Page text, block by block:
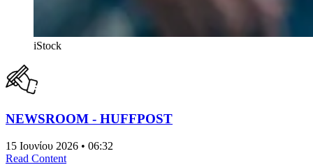
iStock
NEWSROOM - HUFFPOST
15 Ιουνίου 2026 • 06:32
Read Content